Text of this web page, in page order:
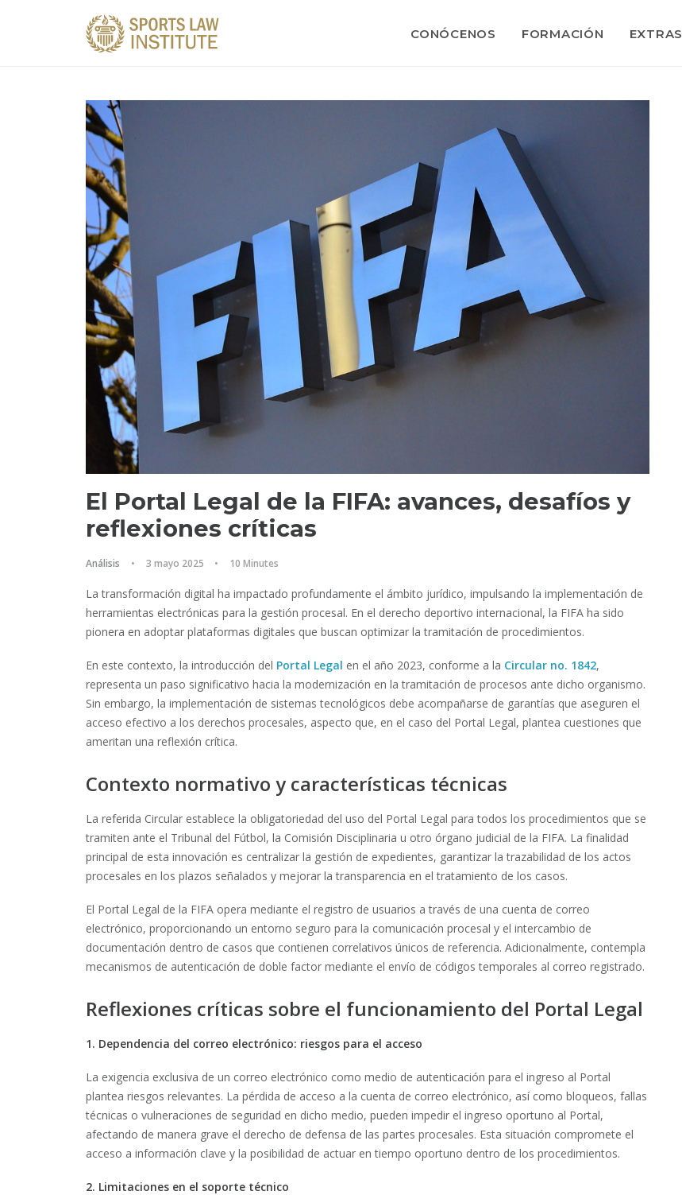
CONÓCENOS FORMACIÓN EXTRAS
El Portal Legal de la FIFA: avances, desafíos y
reflexiones críticas
Análisis • 3 mayo 2025 • 10 Minutes
La transformación digital ha impactado profundamente el ámbito jurídico, impulsando la implementación de
herramientas electrónicas para la gestión procesal. En el derecho deportivo internacional, la FIFA ha sido
pionera en adoptar plataformas digitales que buscan optimizar la tramitación de procedimientos.
En este contexto, la introducción del Portal Legal en el año 2023, conforme a la Circular no. 1842,
representa un paso significativo hacia la modernización en la tramitación de procesos ante dicho organismo.
Sin embargo, la implementación de sistemas tecnológicos debe acompañarse de garantías que aseguren el
acceso efectivo a los derechos procesales, aspecto que, en el caso del Portal Legal, plantea cuestiones que
ameritan una reflexión crítica.
Contexto normativo y características técnicas
La referida Circular establece la obligatoriedad del uso del Portal Legal para todos los procedimientos que se
tramiten ante el Tribunal del Fútbol, la Comisión Disciplinaria u otro órgano judicial de la FIFA. La finalidad
principal de esta innovación es centralizar la gestión de expedientes, garantizar la trazabilidad de los actos
procesales en los plazos señalados y mejorar la transparencia en el tratamiento de los casos.
El Portal Legal de la FIFA opera mediante el registro de usuarios a través de una cuenta de correo
electrónico, proporcionando un entorno seguro para la comunicación procesal y el intercambio de
documentación dentro de casos que contienen correlativos únicos de referencia. Adicionalmente, contempla
mecanismos de autenticación de doble factor mediante el envío de códigos temporales al correo registrado.
Reflexiones críticas sobre el funcionamiento del Portal Legal
1. Dependencia del correo electrónico: riesgos para el acceso
La exigencia exclusiva de un correo electrónico como medio de autenticación para el ingreso al Portal
plantea riesgos relevantes. La pérdida de acceso a la cuenta de correo electrónico, así como bloqueos, fallas
técnicas o vulneraciones de seguridad en dicho medio, pueden impedir el ingreso oportuno al Portal,
afectando de manera grave el derecho de defensa de las partes procesales. Esta situación compromete el
acceso a información clave y la posibilidad de actuar en tiempo oportuno dentro de los procedimientos.
2. Limitaciones en el soporte técnico